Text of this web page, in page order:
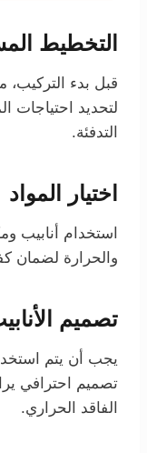
التخطيط
قبل بدء التركيب،
لتحديد احتياجات
التدفئة.
اختيار المواد
استخدام أنابيب
والحرارة لضمان
تصميم
يجب أن يتم
تصميم احترافي
الفاقد الحراري.